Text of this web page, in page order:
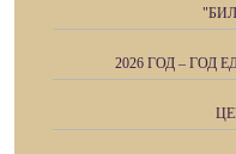
2026 ГОД – ГОД